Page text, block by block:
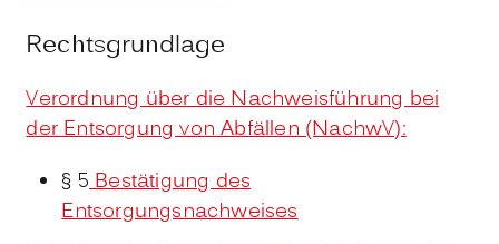
Rechtsgrundlage
Verordnung über die Nachweisführung bei
der Entsorgung von Abfällen (NachwV):
§ 5Bestätigung des
Entsorgungsnachweises